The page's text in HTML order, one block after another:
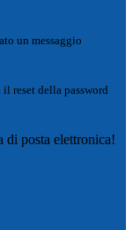
un messaggio
reset della password
di posta elettronica!